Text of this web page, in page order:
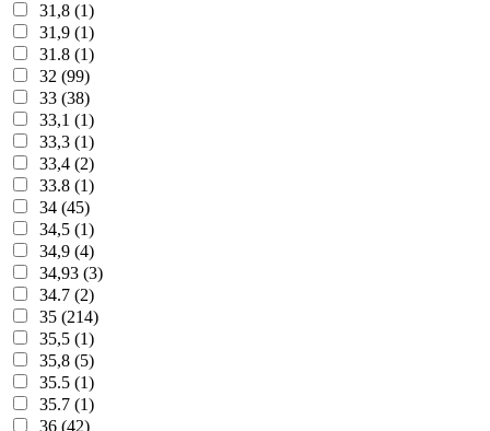
31,8 (1)
31,9 (1)
31.8 (1)
32 (99)
33 (38)
33,1 (1)
33,3 (1)
33,4 (2)
33.8 (1)
34 (45)
34,5 (1)
34,9 (4)
34,93 (3)
34.7 (2)
35 (214)
35,5 (1)
35,8 (5)
35.5 (1)
35.7 (1)
36 (42)